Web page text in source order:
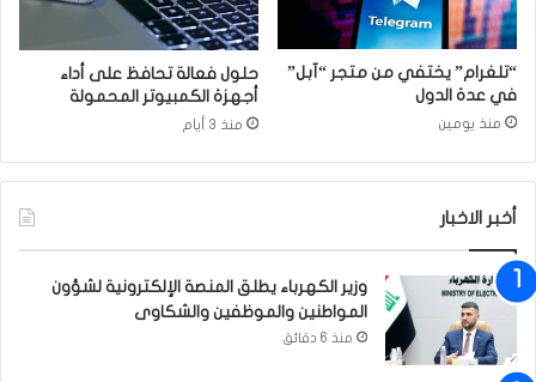
م
ت
ح
د
ة
ل
م
ي
ع
م
ل
ي
ة
ل
س
ر
ل
“تلغرام” يختفي من متجر “آبل”
في عدة الدول
منذ يومين
حلول فعالة تحافظ على أداء
أجهزة الكمبيوتر المحمولة
منذ 3 أيام
أخبر الاخبار
وزير الكهرباء يطلق المنصة الإلكترونية لشؤون
المواطنين والموظفين والشكاوى
منذ 6 دقائق